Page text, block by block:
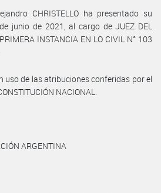
CHRISTELLO ha presentado su
junio de 2021, al cargo de JUEZ DEL
INSTANCIA EN LO CIVIL N° 103
uso de las atribuciones conferidas por el
NACIONAL.
ARGENTINA